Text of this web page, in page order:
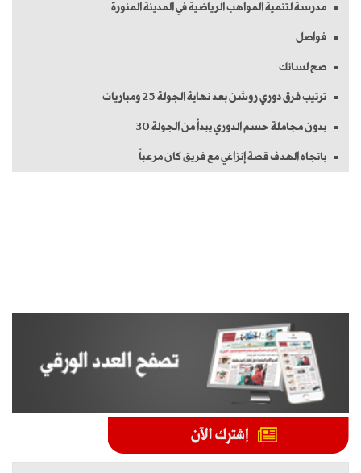
مدرسة لتنمية المواهب الرياضية في المدينة المنورة
فواصل
صح لسانك
ترتيب فرق دوري روشن بعد نهاية الجولة 25 ومباريات
بدون مجاملة حسم الدوري يبدأ من الجولة 30
باتجاه الهدف قصة إنزاغي مع فريق كان مرعباً